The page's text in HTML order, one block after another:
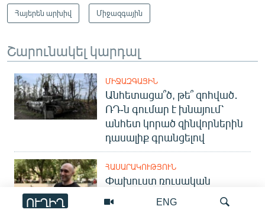
ENG
ՈՒՂԻՂ
Հայերեն արխիվ Միջազգային
Շարունակել կարդալ
ՄԻՋԱԶԳԱՅԻՆ
Անհետացա՞ծ, թե՞ զոհված․
ՌԴ-ն գումար է խնայում՝
անհետ կորած զինվորներին
դասալիք գրանցելով
ՀԱՍԱՐԱԿՈՒԹՅՈՒՆ
Փախուստ ռուսական
զորամասից. ինչու է ռուսների
հոսքը Հայաստան կրկին